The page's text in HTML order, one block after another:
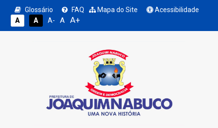
Glossário FAQ Mapa do Site
Acessibilidade
A
A A- A A+